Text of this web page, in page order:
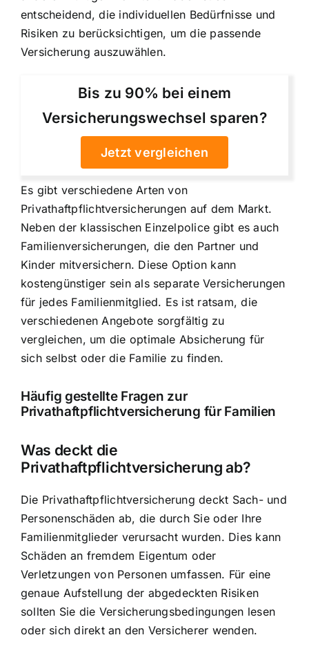
entscheidend, die individuellen Bedürfnisse und
Risiken zu berücksichtigen, um die passende
Versicherung auszuwählen.
Bis zu 90% bei einem
Versicherungswechsel sparen?
Jetzt vergleichen
Es gibt verschiedene Arten von
Privathaftpflichtversicherungen auf dem Markt.
Neben der klassischen Einzelpolice gibt es auch
Familienversicherungen, die den Partner und
Kinder mitversichern. Diese Option kann
kostengünstiger sein als separate Versicherungen
für jedes Familienmitglied. Es ist ratsam, die
verschiedenen Angebote sorgfältig zu
vergleichen, um die optimale Absicherung für
sich selbst oder die Familie zu finden.
Häufig gestellte Fragen zur
Privathaftpflichtversicherung für Familien
Was deckt die
Privathaftpflichtversicherung ab?
Die Privathaftpflichtversicherung deckt Sach- und
Personenschäden ab, die durch Sie oder Ihre
Familienmitglieder verursacht wurden. Dies kann
Schäden an fremdem Eigentum oder
Verletzungen von Personen umfassen. Für eine
genaue Aufstellung der abgedeckten Risiken
sollten Sie die Versicherungsbedingungen lesen
oder sich direkt an den Versicherer wenden.